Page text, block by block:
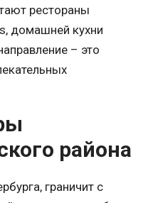
рестораны
домашней кухни
– это
района
граничит с